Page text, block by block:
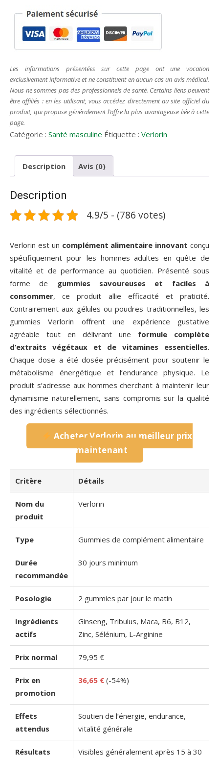
Les informations présentées sur cette page ont une vocation
exclusivement informative et ne constituent en aucun cas un avis médical.
Nous ne sommes pas des professionnels de santé. Certains liens peuvent
être affiliés : en les utilisant, vous accédez directement au site officiel du
produit, qui propose généralement l’offre la plus avantageuse liée à cette
page.
Catégorie : Santé masculine Étiquette : Verlorin
Description Avis (0)
Description
4.9/5 - (786 votes)
Verlorin est un complément alimentaire innovant conçu
spécifiquement pour les hommes adultes en quête de
vitalité et de performance au quotidien. Présenté sous
forme de gummies savoureuses et faciles à
consommer, ce produit allie efficacité et praticité.
Contrairement aux gélules ou poudres traditionnelles, les
gummies Verlorin offrent une expérience gustative
agréable tout en délivrant une formule complète
d’extraits végétaux et de vitamines essentielles.
Chaque dose a été dosée précisément pour soutenir le
métabolisme énergétique et l’endurance physique. Le
produit s’adresse aux hommes cherchant à maintenir leur
dynamisme naturellement, sans compromis sur la qualité
des ingrédients sélectionnés.
Acheter Verlorin au meilleur prix
maintenant
Critère Détails
Nom du
produit
Verlorin
Type Gummies de complément alimentaire
Durée
recommandée
30 jours minimum
Posologie 2 gummies par jour le matin
Ingrédients
actifs
Ginseng, Tribulus, Maca, B6, B12,
Zinc, Sélénium, L-Arginine
Prix normal 79,95 €
Prix en
promotion
36,65 € (-54%)
Effets
attendus
Soutien de l’énergie, endurance,
vitalité générale
Résultats Visibles généralement après 15 à 30